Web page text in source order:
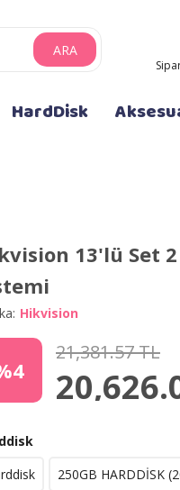
ARA
HardDisk
13'lü Set
Hikvision
21,381.57 TL
250GB HARDDİSK (